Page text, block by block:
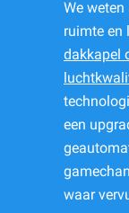
We
ruimte en
dakkapel
een
waar